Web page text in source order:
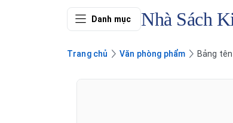
Danh mục Nhà Sách
Trang chủ Văn phòng phẩm Bảng